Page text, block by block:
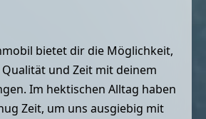
bietet dir die Möglichkeit,
und Zeit mit deinem
Im hektischen Alltag haben
Zeit, um uns ausgiebig mit